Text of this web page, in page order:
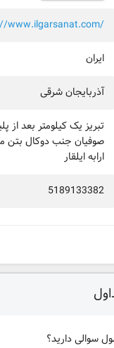
www.ilgarsanat.com/
ایران
آذربایجان شرقی
تبریز یک کیلومتر بعد از
صوفیان جنب دوکال بتن
ارابه ایلقار
5189133382
سوالی دارید؟